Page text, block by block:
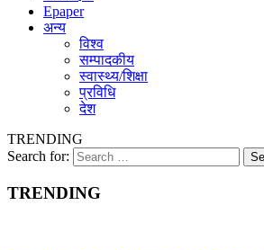
Epaper
अन्य
विश्व
सम्पादकीय
स्वास्थ्य/शिक्षा
प्रविधि
देश
TRENDING
Search for:
TRENDING